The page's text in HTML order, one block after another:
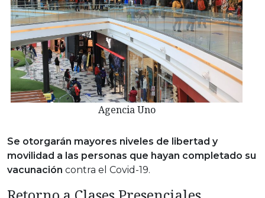
Agencia Uno
Se otorgarán mayores niveles de libertad y
movilidad a las personas que hayan completado su
vacunación contra el Covid-19.